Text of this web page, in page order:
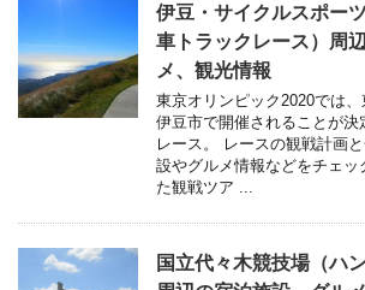
伊豆・サイクルスポー
車トラックレース）周
メ、観光情報
東京オリンピック2020では
伊豆市で開催されることが決
レース。 レースの観戦計画
設やグルメ情報などをチェッ
た観戦ツア ...
国立代々木競技場（ハ